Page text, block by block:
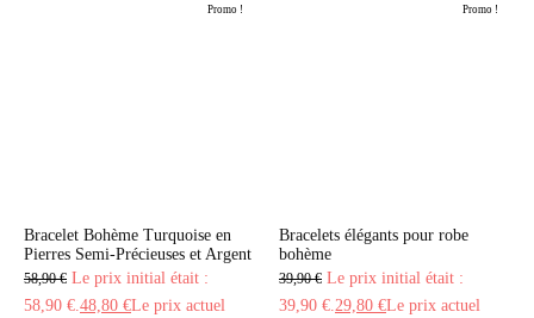
Promo !
Bracelet Bohème Turquoise en
Pierres Semi-Précieuses et Argent
58,90€ Le prix initial était :
58,90 €. 48,80 €Le prix actuel
Promo !
Bracelets élégants pour robe
bohème
39,90€ Le prix initial était :
39,90 €. 29,80 €Le prix actuel